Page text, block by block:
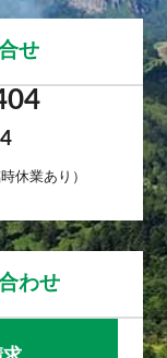
せ
休業あり）
わせ